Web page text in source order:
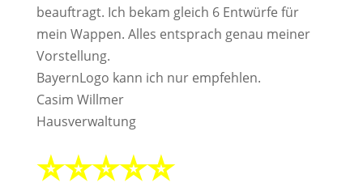
beauftragt. Ich bekam gleich 6 Entwürfe für
mein Wappen. Alles entsprach genau meiner
Vorstellung.
BayernLogo kann ich nur empfehlen.
Casim Willmer
Hausverwaltung
⭐⭐⭐⭐⭐